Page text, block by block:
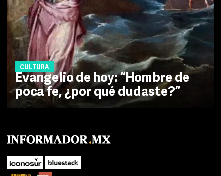
CULTURA
Evangelio de hoy: “Hombre de
poca fe, ¿por qué dudaste?”